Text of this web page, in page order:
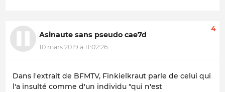
Asinaute sans pseudo cae7d
10 mars 2019 à 11:02:26
4
Dans l'extrait de BFMTV, Finkielkraut parle de celui qui
l'a insulté comme d'un individu "qui n'est